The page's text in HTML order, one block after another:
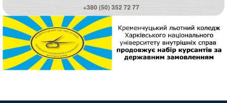
+380 (50) 352 72 77